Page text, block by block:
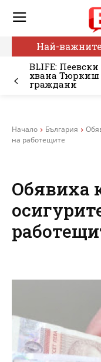
Най-
BLIFE:
хвана Тюркиш
граждани
Начало България
на работещите
Обявиха